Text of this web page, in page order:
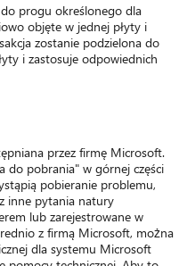
progu określonego dla
objęte w jednej płyty i
zostanie podzielona do
i zastosuje odpowiednich
przez firmę Microsoft.
do pobrania" w górnej części
pobieranie problemu,
inne pytania natury
lub zarejestrowane w
z firmą Microsoft, można
dla systemu Microsoft